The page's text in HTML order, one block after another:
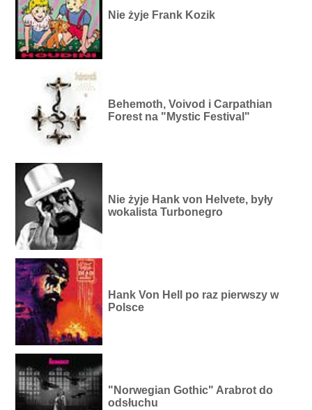
Nie żyje Frank Kozik
Behemoth, Voivod i Carpathian
Forest na "Mystic Festival"
Nie żyje Hank von Helvete, były
wokalista Turbonegro
Hank Von Hell po raz pierwszy w
Polsce
"Norwegian Gothic" Arabrot do
odsłuchu